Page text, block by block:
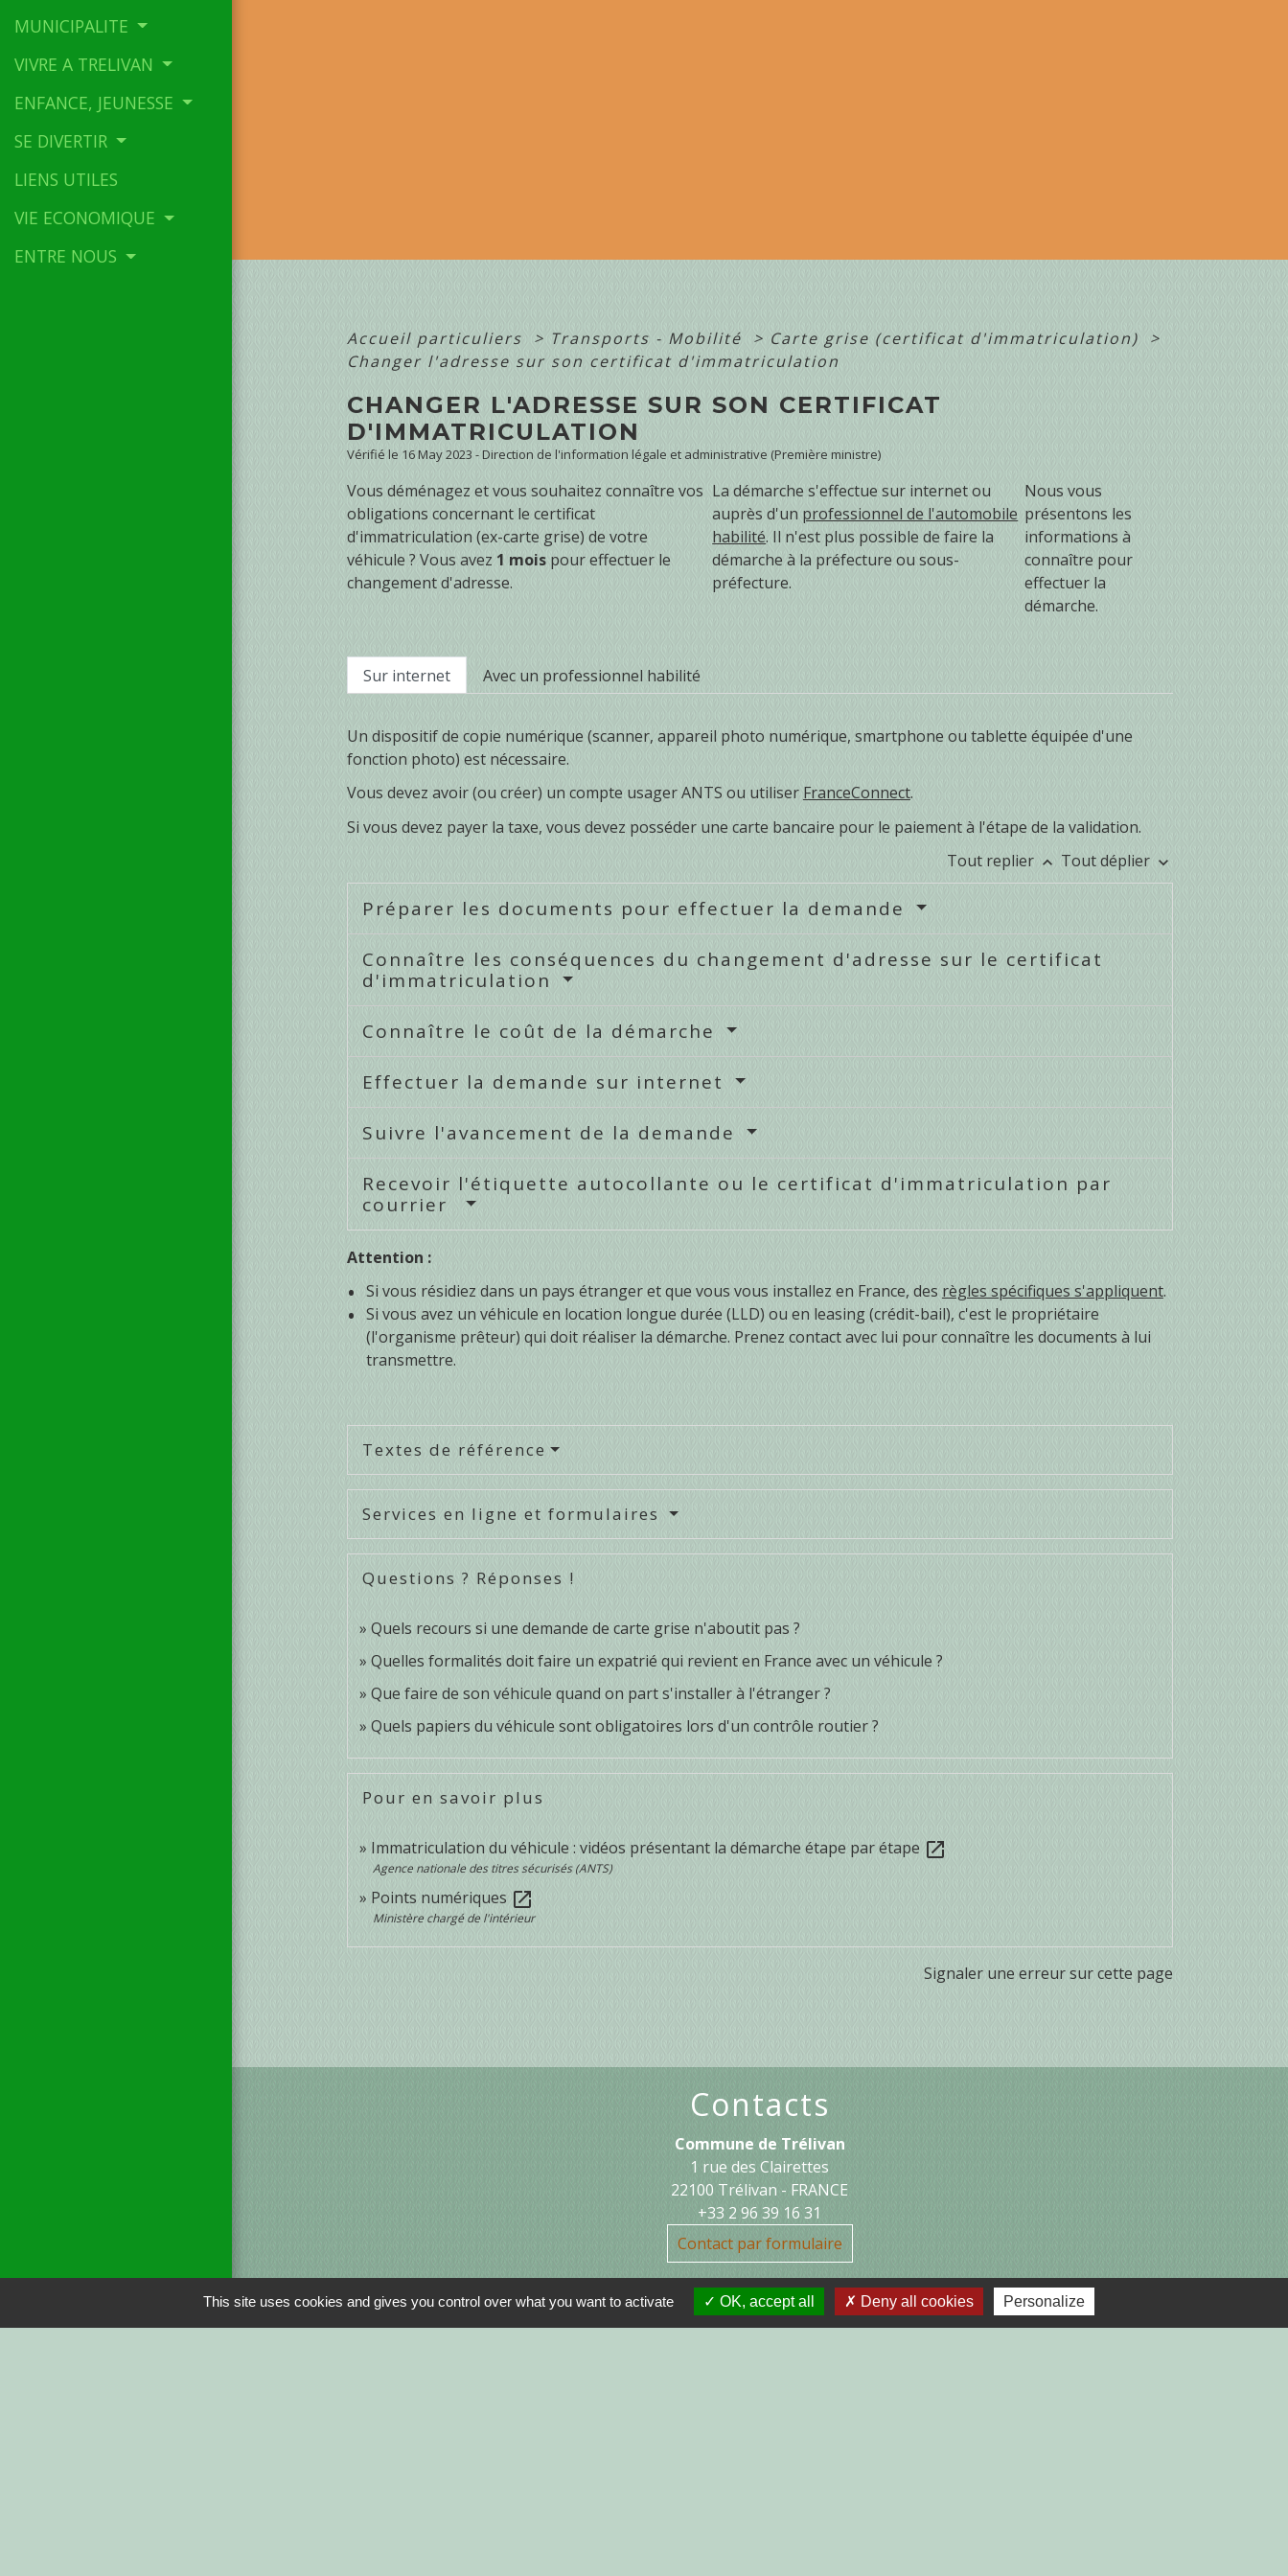
MUNICIPALITE
VIVRE A TRELIVAN
ENFANCE, JEUNESSE
SE DIVERTIR
LIENS UTILES
VIE ECONOMIQUE
ENTRE NOUS
Accueil particuliers > Transports - Mobilité > Carte grise (certificat d'immatriculation)
>
Changer l'adresse sur son certificat d'immatriculation
CHANGER L'ADRESSE SUR SON CERTIFICAT
D'IMMATRICULATION
Vérifié le 16 May 2023 - Direction de l'information légale et administrative (Première ministre)
Vous déménagez et vous souhaitez connaître vos
obligations concernant le certificat
d'immatriculation (ex-carte grise) de votre
véhicule ? Vous avez 1 moispour effectuer le
changement d'adresse.
La démarche s'effectue sur internet ou
auprès d'un professionnel de l'automobile
habilité. Il n'est plus possible de faire la
démarche à la préfecture ou sous-
préfecture.
Nous vous
présentons les
informations à
connaître pour
effectuer la
démarche.
Sur internet Avec un professionnel habilité
Un dispositif de copie numérique (scanner, appareil photo numérique, smartphone ou tablette équipée d'une
fonction photo) est nécessaire.
Vous devez avoir (ou créer) un compte usager ANTS ou utiliser FranceConnect.
Si vous devez payer la taxe, vous devez posséder une carte bancaire pour le paiement à l'étape de la validation.
Tout replier keyboard_arrow_up Tout déplier keyboard_arrow_down
Préparer les documents pour effectuer la demande
Connaître les conséquences du changement d'adresse sur le certificat
d'immatriculation
Connaître le coût de la démarche
Effectuer la demande sur internet
Suivre l'avancement de la demande
Recevoir l'étiquette autocollante ou le certificat d'immatriculation par
courrier
Attention :
Si vous résidiez dans un pays étranger et que vous vous installez en France, des règles spécifiques s'appliquent.
Si vous avez un véhicule en location longue durée (LLD) ou en leasing (crédit-bail), c'est le propriétaire
(l'organisme prêteur) qui doit réaliser la démarche. Prenez contact avec lui pour connaître les documents à lui
transmettre.
Textes de référence
Services en ligne et formulaires
Questions ? Réponses !
Quels recours si une demande de carte grise n'aboutit pas ?
Quelles formalités doit faire un expatrié qui revient en France avec un véhicule ?
Que faire de son véhicule quand on part s'installer à l'étranger ?
Quels papiers du véhicule sont obligatoires lors d'un contrôle routier ?
Pour en savoir plus
Immatriculation du véhicule : vidéos présentant la démarche étape par étape open_in_new
Agence nationale des titres sécurisés (ANTS)
Points numériques open_in_new
Ministère chargé de l'intérieur
Signaler une erreur sur cette page
Contacts
Commune de Trélivan
1 rue des Clairettes
22100 Trélivan - FRANCE
+33 2 96 39 16 31
Contact par formulaire
This site uses cookies and gives you control over what you want to activate OK, accept all Deny all cookies Personalize